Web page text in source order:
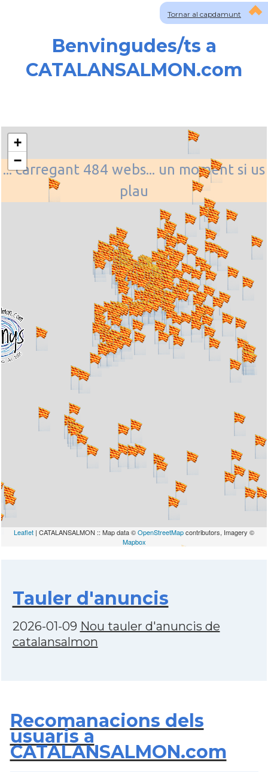
Tornar al capdamunt
Benvingudes/ts a
CATALANSALMON.com
... carregant 484 webs... un moment si us
plau
+
−
Leaflet | CATALANSALMON :: Map data ©OpenStreetMapcontributors, Imagery ©
Mapbox
Tauler d'anuncis
2026-01-09 Nou tauler d'anuncis de
catalansalmon
Recomanacions dels
usuaris a
CATALANSALMON.com